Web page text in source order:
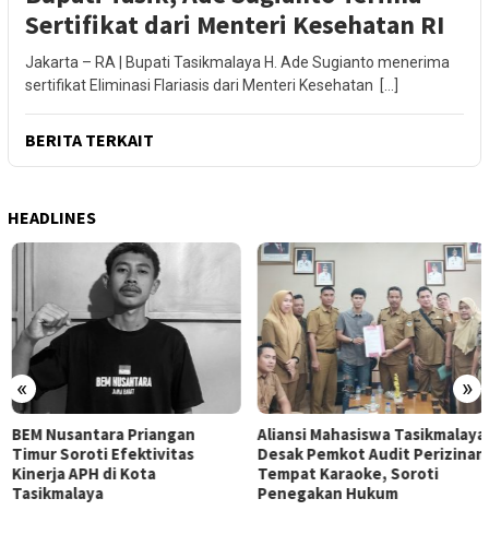
Sertifikat dari Menteri Kesehatan RI
Jakarta – RA | Bupati Tasikmalaya H. Ade Sugianto menerima
sertifikat Eliminasi Flariasis dari Menteri Kesehatan […]
BERITA TERKAIT
HEADLINES
« »
BEM Nusantara Priangan
Timur Soroti Efektivitas
Kinerja APH di Kota
Tasikmalaya
Aliansi Mahasiswa Tasikmalaya
Desak Pemkot Audit Perizinan
Tempat Karaoke, Soroti
Penegakan Hukum